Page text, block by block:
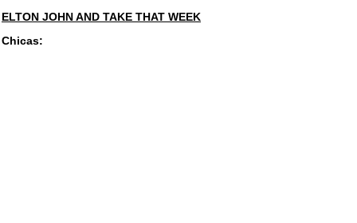
ELTON JOHN AND TAKE THAT WEEK
Chicas: